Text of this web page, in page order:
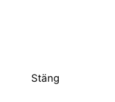
Stäng